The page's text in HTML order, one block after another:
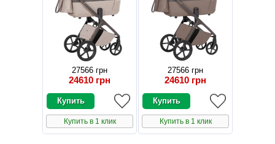
27566 грн
24610 грн
Купить в 1 клик
27566 грн
24610 грн
Купить в 1 клик